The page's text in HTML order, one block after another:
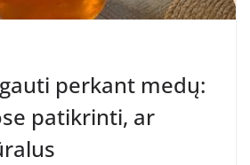
perkant medų:
patikrinti, ar